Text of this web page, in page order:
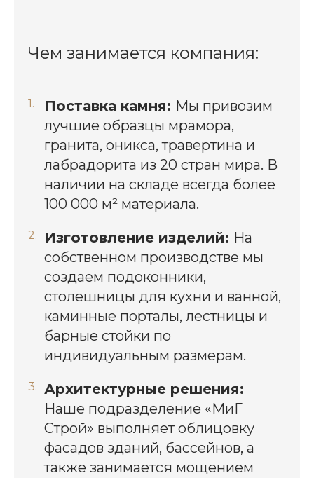
Чем занимается компания:
Поставка камня: Мы привозим
лучшие образцы мрамора,
гранита, оникса, травертина и
лабрадорита из 20 стран мира. В
наличии на складе всегда более
100 000 м² материала.
Изготовление изделий: На
собственном производстве мы
создаем подоконники,
столешницы для кухни и ванной,
каминные порталы, лестницы и
барные стойки по
индивидуальным размерам.
Архитектурные решения:
Наше подразделение «МиГ
Строй» выполняет облицовку
фасадов зданий, бассейнов, а
также занимается мощением